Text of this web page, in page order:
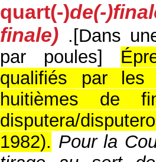
quart(-)de(-
finale) . [Dans
par poules]
qualifiés par les
huitièmes de
disputera/
1982). Pour la